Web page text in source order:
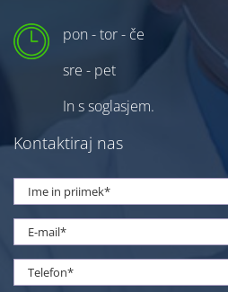
pon - tor - če
sre - pet
In s soglasjem.
Kontaktiraj nas